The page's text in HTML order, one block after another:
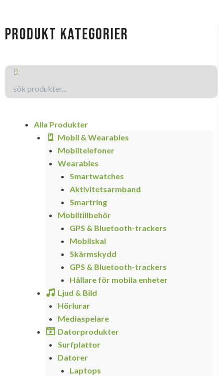
produkt kategorier
Search
Alla Produkter
Mobil & Wearables
Mobiltelefoner
Wearables
Smartwatches
Aktivitetsarmband
Smartring
Mobiltillbehör
GPS & Bluetooth-trackers
Mobilskal
Skärmskydd
GPS & Bluetooth-trackers
Hållare för mobila enheter
Ljud & Bild
Hörlurar
Mediaspelare
Datorprodukter
Surfplattor
Datorer
Laptops